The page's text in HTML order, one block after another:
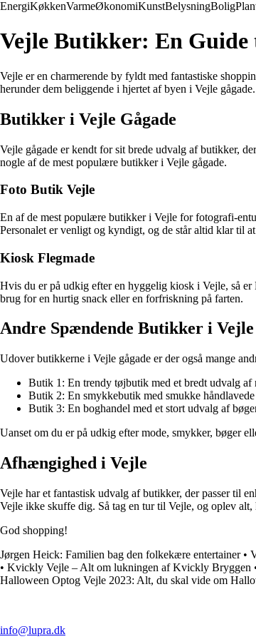
EnergiKøkkenVarmeØkonomiKunstBelysningBolig
Vejle Butikker: En Guide
Vejle er en charmerende by fyldt med fantastiske
herunder dem beliggende i hjertet af byen i Vejle gågade.
Butikker i Vejle Gågade
Vejle gågade er kendt for sit brede udvalg af butikker,
nogle af de mest populære butikker i Vejle gågade.
Foto Butik Vejle
En af de mest populære butikker i Vejle for fotografi-
Personalet er venligt og kyndigt, og de står altid klar til
Kiosk Flegmade
Hvis du er på udkig efter en hyggelig kiosk i Vejle, så
brug for en hurtig snack eller en forfriskning på farten.
Andre Spændende Butikker i Vejle
Udover butikkerne i Vejle gågade er der også mange
Butik 1: En trendy tøjbutik med et bredt udvalg af
Butik 2: En smykkebutik med smukke
Butik 3: En boghandel med et stort udvalg af
Uanset om du er på udkig efter mode, smykker, bøger
Afhængighed i Vejle
Vejle har et fantastisk udvalg af butikker, der passer til
Vejle ikke skuffe dig. Så tag en tur til Vejle, og oplev
God shopping!
Jørgen Heick: Familien bag den folkekære entertainer•
• Kvickly Vejle – Alt om lukningen af Kvickly Bryggen
Halloween Optog Vejle 2023: Alt, du skal vide om
info@lupra.dk